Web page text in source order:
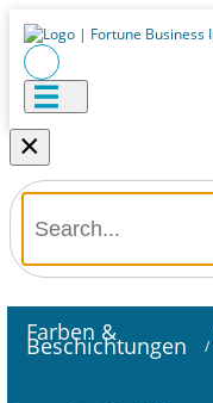
×
Farben &
Beschichtungen /